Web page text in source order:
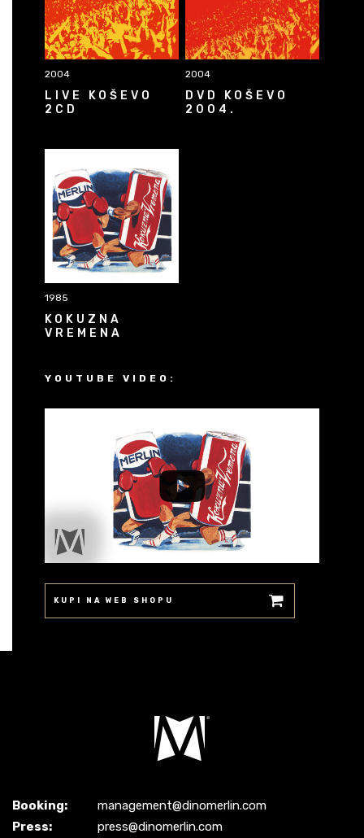
2004
LIVE KOŠEVO
2CD
2004
DVD KOŠEVO
2004.
1985
KOKUZNA
VREMENA
YOUTUBE VIDEO:
KUPI NA WEB SHOPU
Booking:
management@dinomerlin.com
Press:
press@dinomerlin.com